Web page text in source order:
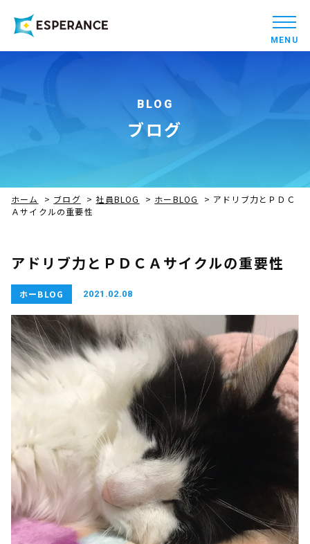
MENU
BLOG
ブログ
ホーム > ブログ > 社員BLOG > ホーBLOG > アドリブ力とＰＤＣ
Ａサイクルの重要性
アドリブ力とＰＤＣＡサイクルの重要性
ホーBLOG 2021.02.08